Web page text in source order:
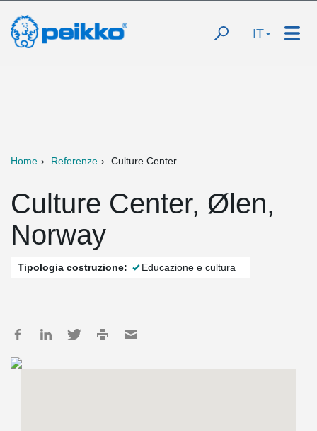
IT
Home Referenze Culture Center
Culture Center, Ølen,
Norway
Tipologia costruzione: Educazione e cultura